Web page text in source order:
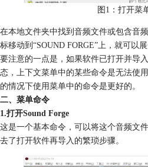
图1：打开菜
在本地文件夹中找到音频文件或包含音
标移动到“SOUND FORGE”上，就可以
要注意的一点是，如果软件已打开并导
态，上下文菜单中的某些命令是无法使
的情况下使用菜单中的命令是更好的。
二、菜单命令
1.打开Sound Forge
这是一个基本命令，可以将这个音频文
去了打开软件再导入的繁琐步骤。